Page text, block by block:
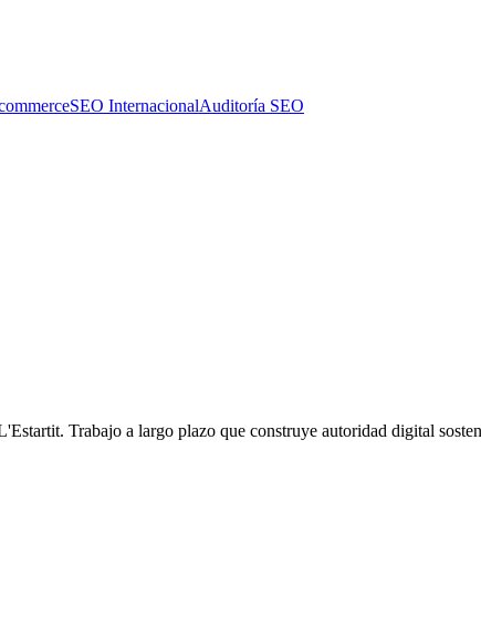
SEO InternacionalAuditoría SEO
Trabajo a largo plazo que construye autoridad digital